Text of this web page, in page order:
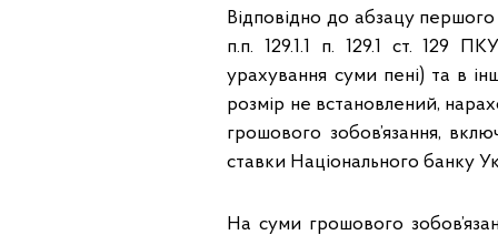
Відповідно до абзацу
п.п. 129.1.1 п. 129.1 ст. 129
урахування суми пені) та в
розмір не встановлений,
грошового зобов’язання,
ставки Національного банку
На суми грошового